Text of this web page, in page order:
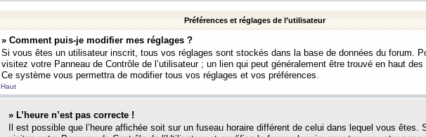
Préférences et réglages de l’utilisateur
» Comment puis-je modifier mes réglages ?
Si vous êtes un utilisateur inscrit, tous vos réglages sont stockés dans la base de données du forum.
visitez votre Panneau de Contrôle de l’utilisateur ; un lien qui peut généralement être trouvé en haut
Ce système vous permettra de modifier tous vos réglages et vos préférences.
Haut
» L’heure n’est pas correcte !
Il est possible que l’heure affichée soit sur un fuseau horaire différent de celui dans lequel vous êtes.